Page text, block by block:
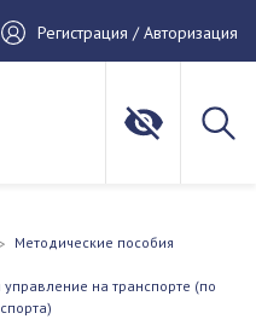
Регистрация / Авторизация
Методические пособия
на транспорте (по